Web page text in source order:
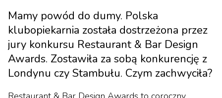
Mamy powód do dumy. Polska
klubopiekarnia została dostrzeżona przez
jury konkursu Restaurant & Bar Design
Awards. Zostawiła za sobą konkurencję z
Londynu czy Stambułu. Czym zachwyciła?